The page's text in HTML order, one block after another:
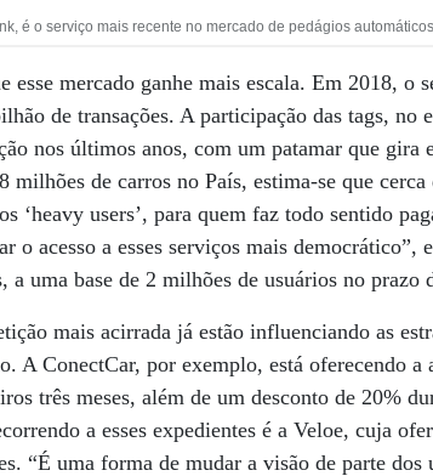
é o serviço mais recente no mercado de pedágios
esse mercado ganhe mais escala. Em 2018, o
de transações. A participação das tags, no
nos últimos anos, com um patamar que gira
de carros no País, estima-se que
‘heavy users’, para quem faz todo sentido
o acesso a esses serviços mais democrático”,
a uma base de 2 milhões de usuários no prazo
mais acirrada já estão influenciando as
A ConectCar, por exemplo, está oferecendo a
três meses, além de um desconto de 20%
a esses expedientes é a Veloe, cuja
“É uma forma de mudar a visão de parte dos